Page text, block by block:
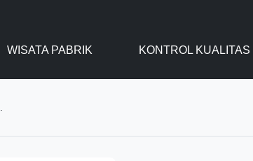
WISATA PABRIK KONTROL KUALITAS